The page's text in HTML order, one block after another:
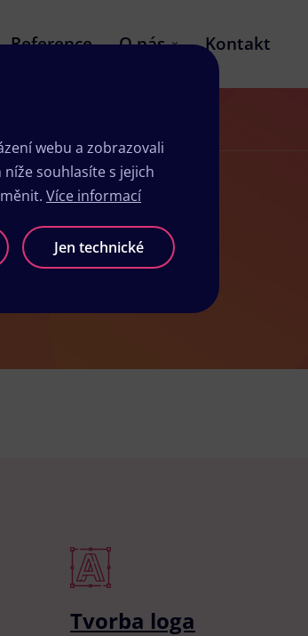
Reference O nás Kontakt
Tvorba loga
webu a zobrazovali
souhlasíte s jejich
Více informací
Jen technické